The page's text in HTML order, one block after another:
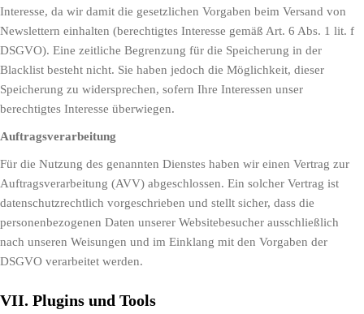
Interesse, da wir damit die gesetzlichen Vorgaben beim Versand von
Newslettern einhalten (berechtigtes Interesse gemäß Art. 6 Abs. 1 lit. f
DSGVO). Eine zeitliche Begrenzung für die Speicherung in der
Blacklist besteht nicht. Sie haben jedoch die Möglichkeit, dieser
Speicherung zu widersprechen, sofern Ihre Interessen unser
berechtigtes Interesse überwiegen.
Auftragsverarbeitung
Für die Nutzung des genannten Dienstes haben wir einen Vertrag zur
Auftragsverarbeitung (AVV) abgeschlossen. Ein solcher Vertrag ist
datenschutzrechtlich vorgeschrieben und stellt sicher, dass die
personenbezogenen Daten unserer Websitebesucher ausschließlich
nach unseren Weisungen und im Einklang mit den Vorgaben der
DSGVO verarbeitet werden.
VII. Plugins und Tools